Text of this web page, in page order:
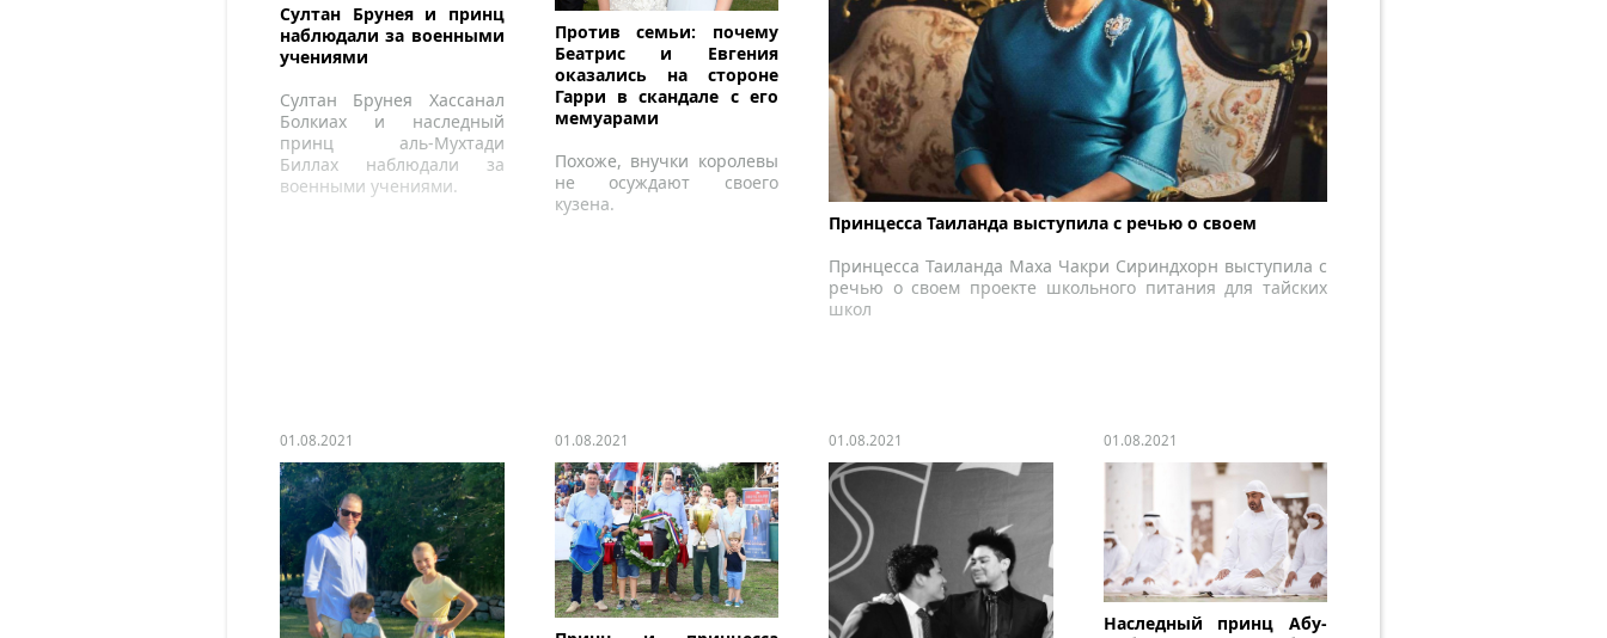
Султан Брунея и принц
наблюдали за военными
учениями
Султан Брунея Хассанал
Болкиах и наследный
принц аль-Мухтади
Биллах наблюдали за
военными учениями.
Против семьи: почему
Беатрис и Евгения
оказались на стороне
Гарри в скандале с его
мемуарами
Похоже, внучки королевы
не осуждают своего
кузена.
Принцесса Таиланда выступила с речью о своем
Принцесса Таиланда Маха Чакри Сириндхорн выступила с
речью о своем проекте школьного питания для тайских
школ
01.08.2021 01.08.2021 01.08.2021 01.08.2021
Наследный принц Абу-